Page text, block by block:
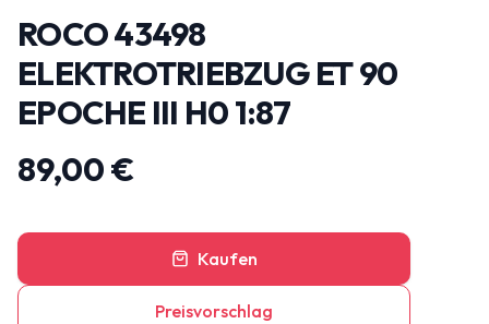
ROCO 43498
ELEKTROTRIEBZUG ET 90
EPOCHE III H0 1:87
89,00 €
Kaufen
Preisvorschlag